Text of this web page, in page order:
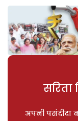
सरिता
अपनी पसंदीदा